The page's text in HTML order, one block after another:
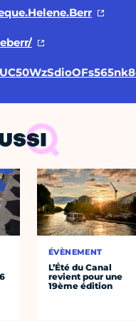
ÉVÈNEMENT
L’Été du Canal
revient pour une
19ème édition